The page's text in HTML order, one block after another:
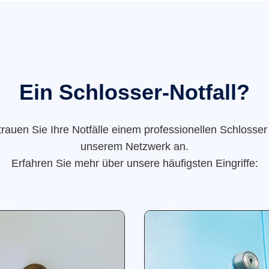
Ein Schlosser-Notfall?
Sie Ihre Notfälle einem professionellen
unserem Netzwerk an.
Erfahren Sie mehr über unsere häufigsten Eingriffe: